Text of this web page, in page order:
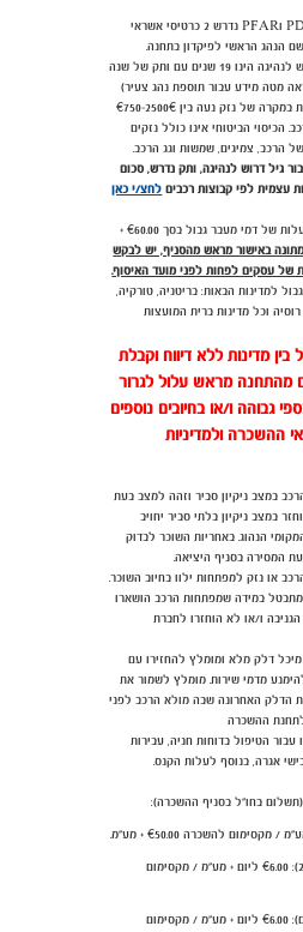
לקטגוריות PDAR וPFAR נדרש 2 כרטיסי אשראי
הנהג הראשי לפיקדון בתחנה.
הינו 19 שנים
עם ותק של שנה
מטה מידע עבור תוספת נהג צעיר)
השתתפות עצמית במקרה של נזק נעה בין €750-2500€
הכיסוי הביטוחי אינו כולל נזקים
הרכב, צמיגים, שמשות וגג הרכב.
גיל דרוש לנהיגה, ותק נדרש, סכום
עצמית לפי קבוצות רכבים לחצ/י כאן
של דמי מעבר גבול בסך €60
.00 +
באישור מראש מהסניף, יש לבקש
למדינות הבאות: בריטניה, טורקיה,
רוסיה וכל מדינות ברית המועצות
בין מדינות ללא דיווח וקבלת
מהתחנה מראש עלול לגרור
גבוהה ו/או בחיובים נוספים
ההשכרה ולמדיניות
במצב ניקיון סביר וזהה למצב בעת
במצב ניקיון בלתי סביר יחויב
הנהוג. באחריות השוכר לבדוק
המסירה בסניף היציאה.
או נזק למפתחות ילוו בחיוב השוכר.
מתבטל במידה שמפתחות הרכב הושארו
ו/או לא הוחזרו לחברת
דלק מלא ומומלץ להחזירו עם
מדמי שירות. מומלץ לשמור את
הדלק האחרונה שבה מולא הרכב לפני
ההשכרה
עבור הטיפול בדוחות חניה, עבירות
אגרה, בנוסף לעלות הקנס.
בחו"ל בסניף ההשכרה):
€50.00 + מע"מ.
€6.00
ליום + מע"מ / מקסימום
- כיסא תינוק (0-12 חודשים): €6.00 ליום + מע"מ / מקסימום